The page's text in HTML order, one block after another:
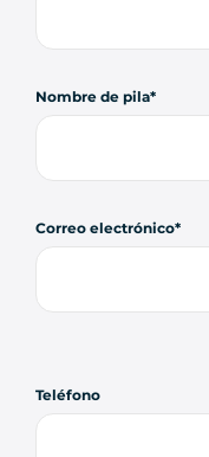
Nombre de pila
Correo electrónico
Teléfono